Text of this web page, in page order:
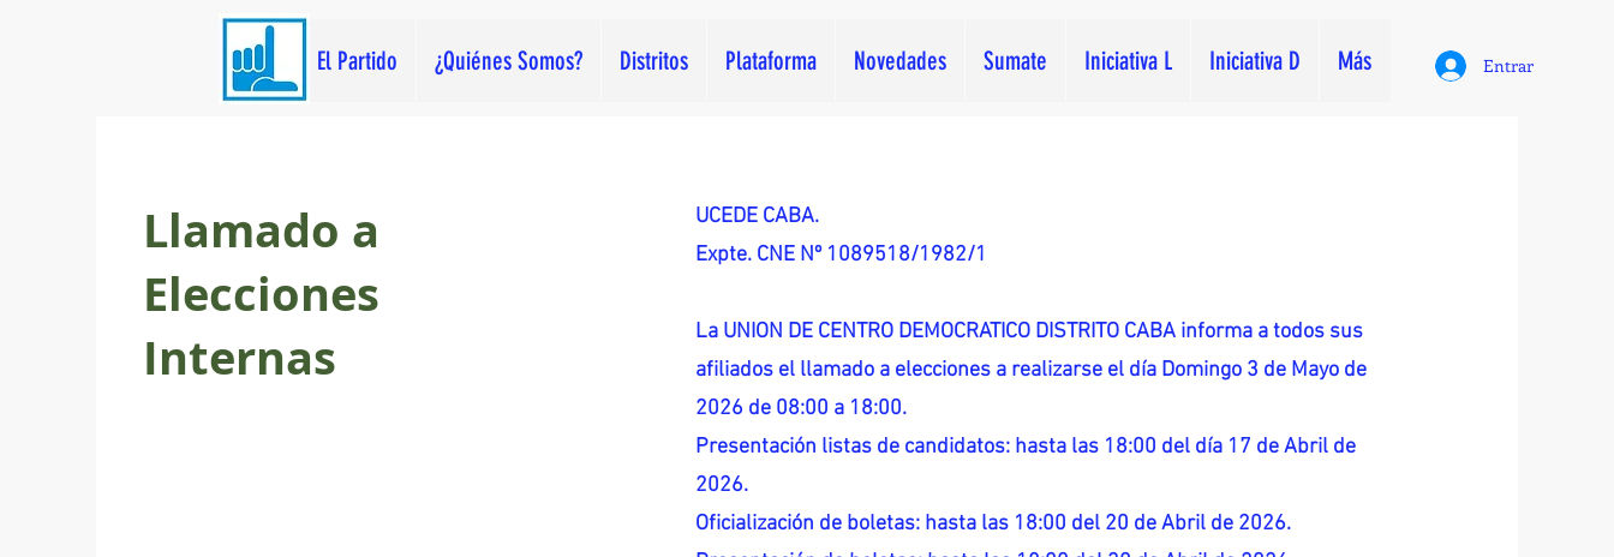
El Partido ¿Quiénes Somos? Distritos Plataforma Novedades Sumate Iniciativa L Iniciativa D Más Entrar
Llamado a
Elecciones
Internas
UCEDE CABA.
Expte. CNE Nº 1089518/1982/1
La UNION DE CENTRO DEMOCRATICO DISTRITO CABA informa a todos sus
afiliados el llamado a elecciones a realizarse el día Domingo 3 de Mayo de
2026 de 08:00 a 18:00.
Presentación listas de candidatos: hasta las 18:00 del día 17 de Abril de
2026.
Oficialización de boletas: hasta las 18:00 del 20 de Abril de 2026.